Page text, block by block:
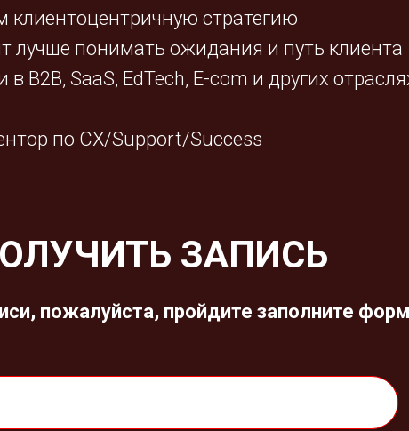
стратегию
лучше понимать ожидания и путь клиента
B2B, SaaS, EdTech, E-com и других
по CX/Support/Success
ЗАПИСЬ
пожалуйста, пройдите заполните